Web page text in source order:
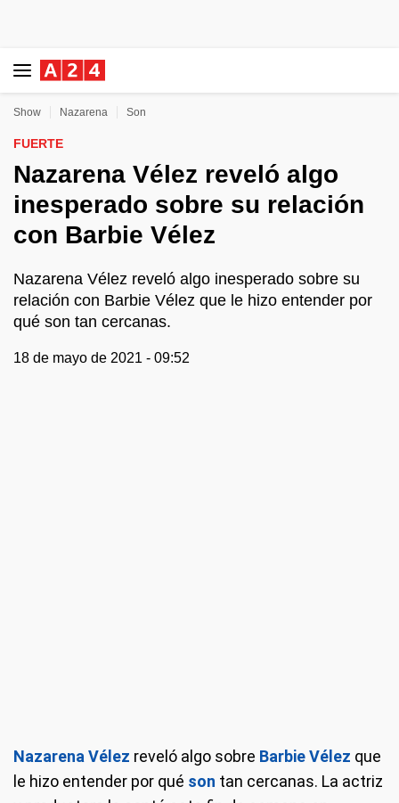
Show Nazarena Son
FUERTE
Nazarena Vélez reveló algo
inesperado sobre su relación
con Barbie Vélez
Nazarena Vélez reveló algo inesperado sobre su
relación con Barbie Vélez que le hizo entender por
qué son tan cercanas.
18 de mayo de 2021 - 09:52
Nazarena Vélez reveló algo sobre Barbie Vélez que
le hizo entender por qué son tan cercanas. La actriz